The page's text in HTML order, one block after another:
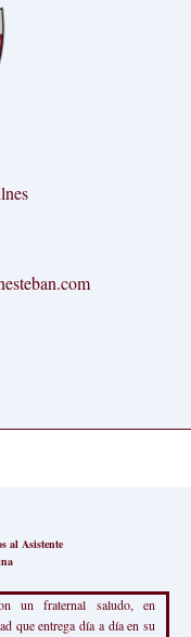
al Asistente
un fraternal saludo, en
que entrega día a día en su